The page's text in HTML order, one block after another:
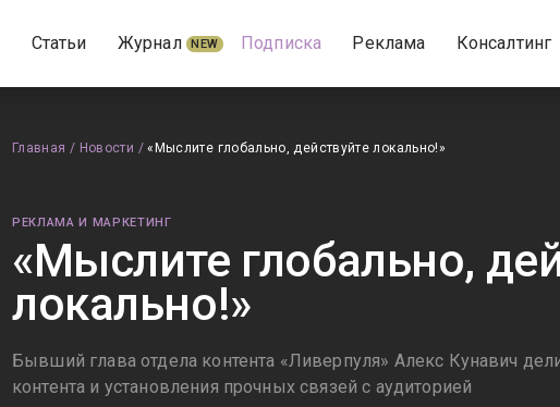
Статьи Журнал NEW Подписка Реклама Консалтинг
Главная / Новости / «Мыслите глобально, действуйте локально!»
РЕКЛАМА И МАРКЕТИНГ
«Мыслите глобально,
локально!»
Бывший глава отдела контента «Ливерпуля» Алекс Кунавич
контента и установления прочных связей с аудиторией